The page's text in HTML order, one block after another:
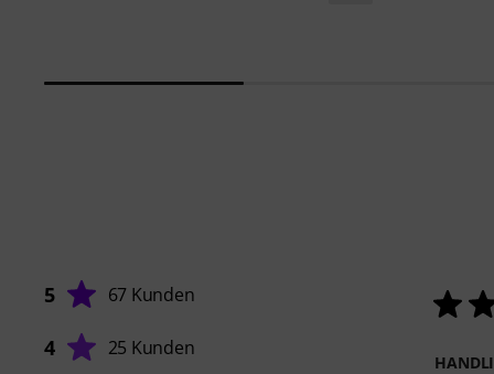
5 67 Kunden
4 25 Kunden